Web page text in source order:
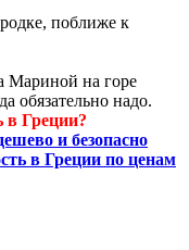
поближе к
Мариной на горе
обязательно надо.
Греции?
и безопасно
в Греции по ценам